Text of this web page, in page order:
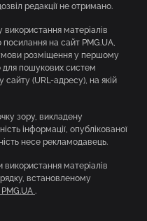
редакції не отримано.
матеріалів
на сайт PMG.UA,
розміщення у першому
для пошукових систем
сайту (URL-адресу), на якій
зору, викладену
інформації, опублікованої
несе рекламодавець.
матеріалів
встановленому
.